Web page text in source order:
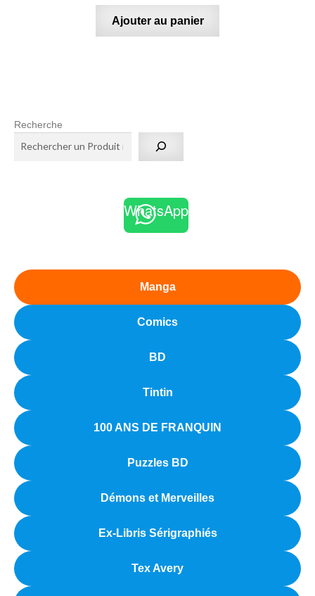
Ajouter au panier
Recherche
WhatsApp
Manga
Comics
BD
Tintin
100 ANS DE FRANQUIN
Puzzles BD
Démons et Merveilles
Ex-Libris Sérigraphiés
Tex Avery